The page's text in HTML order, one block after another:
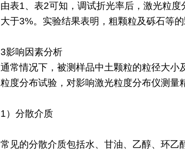
由表1、表2可知，调试折光率后，激光粒
大于3%。实验结果表明，粗颗粒及砾石等
3影响因素分析
通常情况下，被测样品中土颗粒的粒径大
粒度分布试验，对影响激光粒度分布仪测量
1）分散介质
常见的分散介质包括水、甘油、乙醇、环